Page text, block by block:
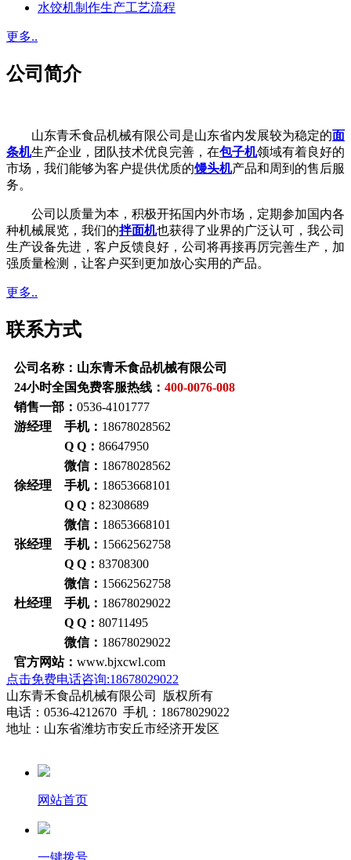
水饺机制作生产工艺流程
更多..
公司简介
山东青禾食品机械有限公司是山东省内发展较为稳定的面
条机生产企业，团队技术优良完善，在包子机领域有着良好的
市场，我们能够为客户提供优质的馒头机产品和周到的售后服
务。
公司以质量为本，积极开拓国内外市场，定期参加国内各
种机械展览，我们的拌面机也获得了业界的广泛认可，我公司
生产设备先进，客户反馈良好，公司将再接再厉完善生产，加
强质量检测，让客户买到更加放心实用的产品。
更多..
联系方式
公司名称：山东青禾食品机械有限公司
24小时全国免费客服热线： 400-0076-008
销售一部： 0536-4101777
游经理 手机： 18678028562
Q Q： 86647950
微信： 18678028562
徐经理 手机： 18653668101
Q Q： 82308689
微信： 18653668101
张经理 手机： 15662562758
Q Q： 83708300
微信： 15662562758
杜经理 手机： 18678029022
Q Q： 80711495
微信： 18678029022
官方网站： www.bjxcwl.com
点击免费电话咨询:18678029022
山东青禾食品机械有限公司 版权所有
电话：0536-4212670 手机：18678029022
地址：山东省潍坊市安丘市经济开发区
网站首页